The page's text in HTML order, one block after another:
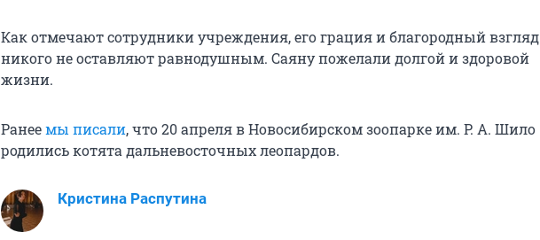
Как отмечают сотрудники учреждения, его грация и благородный взгляд
никого не оставляют равнодушным. Саяну пожелали долгой и здоровой
жизни.
Ранеемы писали, что 20 апреля в Новосибирском зоопарке им. Р. А. Шило
родились котята дальневосточных леопардов.
Кристина Распутина